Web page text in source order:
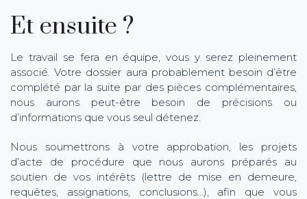
Et ensuite ?
Le travail se fera en équipe, vous y serez pleinement
associé. Votre dossier aura probablement besoin d’être
complété par la suite par des pièces complémentaires,
nous aurons peut-être besoin de précisions ou
d’informations que vous seul détenez.
Nous soumettrons à votre approbation, les projets
d’acte de procédure que nous aurons préparés au
soutien de vos intérêts (lettre de mise en demeure,
requêtes, assignations, conclusions…), afin que vous